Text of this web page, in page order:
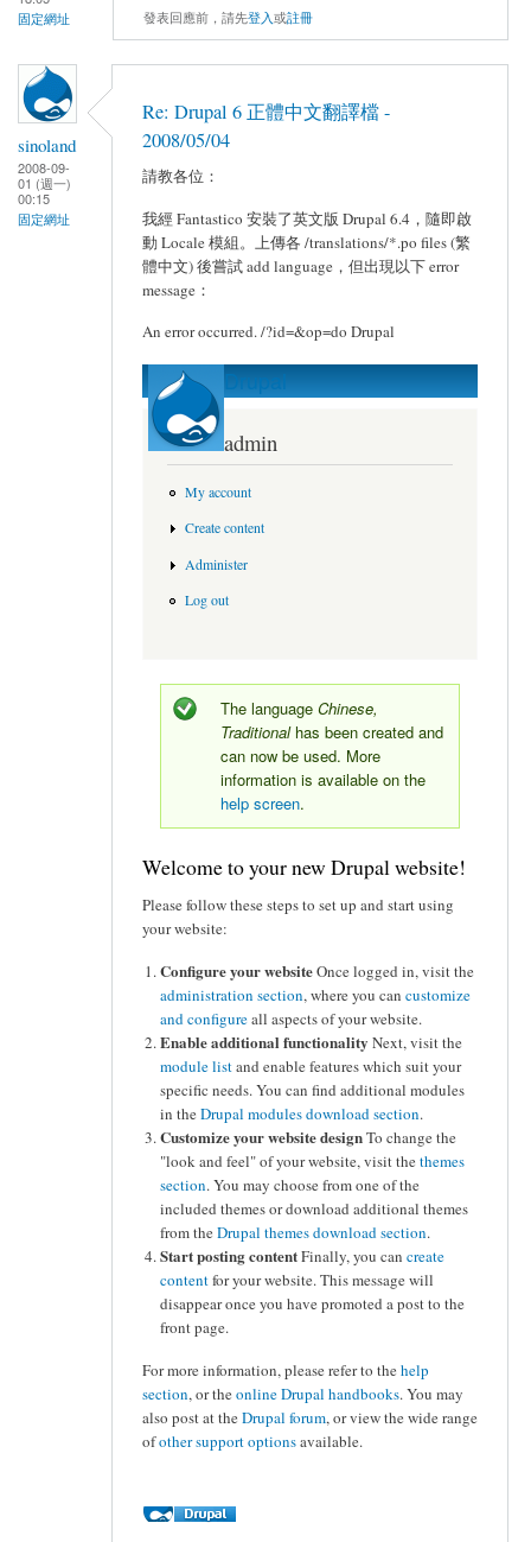
固定網址 發表回應前，請先登入或註冊
sinoland
2008-09-
01 (週一)
00:15
固定網址
Re: Drupal 6 正體中文翻譯檔 -
2008/05/04
請教各位：
我經 Fantastico 安裝了英文版 Drupal 6.4，隨即啟
動 Locale 模組。上傳各 /translations/*.po files (繁
體中文) 後嘗試 add language，但出現以下 error
message：
An error occurred. /?id=&op=do Drupal
Drupal
admin
My account
Create content
Administer
Log out
The language Chinese,
Traditionalhas been created and
can now be used. More
information is available on the
help screen.
Welcome to your new Drupal website!
Please follow these steps to set up and start using
your website:
Configure your websiteOnce logged in, visit the
administration section, where you can customize
and configureall aspects of your website.
Enable additional functionality Next, visit the
module listand enable features which suit your
specific needs. You can find additional modules
in theDrupal modules download section.
Customize your website designTo change the
"look and feel" of your website, visit thethemes
section. You may choose from one of the
included themes or download additional themes
from theDrupal themes download section.
Start posting contentFinally, you can create
contentfor your website. This message will
disappear once you have promoted a post to the
front page.
For more information, please refer to thehelp
section, or theonline Drupal handbooks. You may
also post at theDrupal forum, or view the wide range
ofother support optionsavailable.